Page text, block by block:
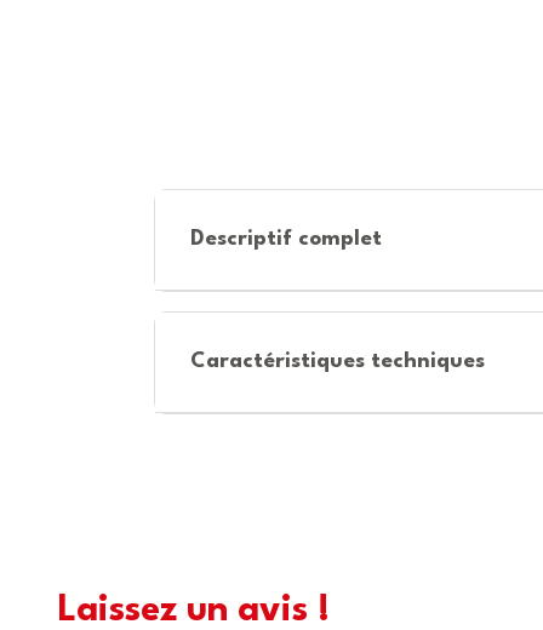
Descriptif complet
Caractéristiques techniques
Laissez un avis !